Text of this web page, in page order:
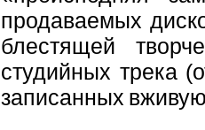
продаваемых
блестящей
студийных трека
записанных